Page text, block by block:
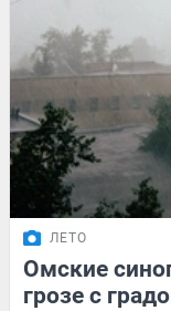
ЛЕТО
Омские
грозе с